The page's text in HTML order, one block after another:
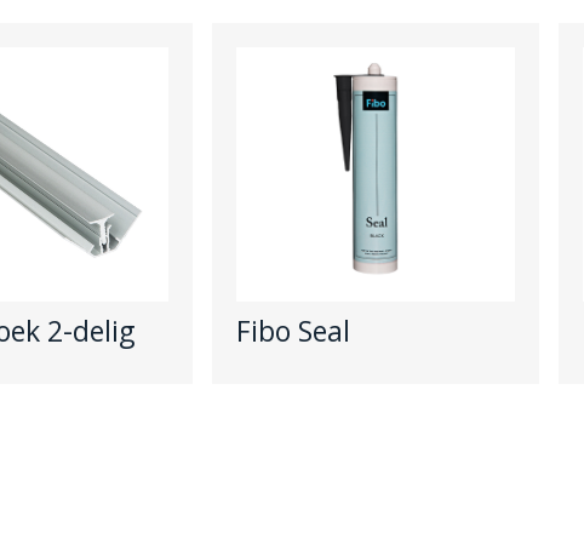
2-delig Fibo Seal